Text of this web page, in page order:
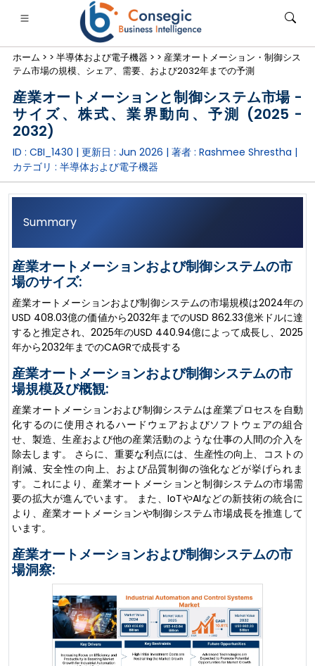
・金融・保険
• ケーススタディ
ホーム > > 半導体および電子機器 > > 産業オートメーション・制御シス
テム市場の規模、シェア、需要、および2032年までの予測
産業オートメーションと制御システム市場 -
サイズ、株式、業界動向、予測 (2025 -
2032)
ID : CBI_1430 | 更新日 : Jun 2026 | 著者 : Rashmee Shrestha |
カテゴリ : 半導体および電子機器
Summary
産業オートメーションおよび制御システムの市
場のサイズ:
産業オートメーションおよび制御システムの市場規模は2024年の
USD 408.03億の価値から2032年までのUSD 862.33億米ドルに達
すると推定され、2025年のUSD 440.94億によって成長し、2025
年から2032年までのCAGRで成長する
産業オートメーションおよび制御システムの市
場規模及び概観:
産業オートメーションおよび制御システムは産業プロセスを自動
化するのに使用されるハードウェアおよびソフトウェアの組合
せ、製造、生産および他の産業活動のような仕事の人間の介入を
除去します。 さらに、重要な利点には、生産性の向上、コストの
削減、安全性の向上、および品質制御の強化などが挙げられま
す。これにより、産業オートメーションと制御システムの市場需
要の拡大が進んでいます。 また、IoTやAIなどの新技術の統合に
より、産業オートメーションや制御システム市場成長を推進して
います。
産業オートメーションおよび制御システムの市
場洞察: